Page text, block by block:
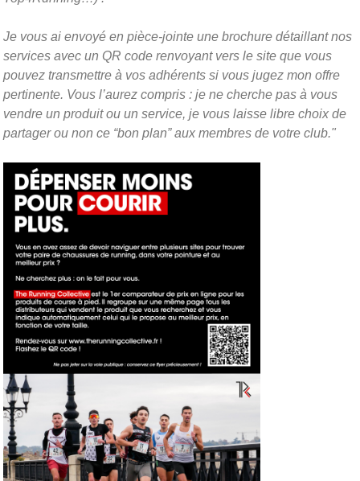
Je vous ai envoyé en pièce-jointe une brochure détaillant nos
services avec un QR code renvoyant vers le site que vous
pouvez transmettre à vos adhérents si vous jugez mon offre
pertinente. Vous l’aurez compris : je ne cherche pas à vous
vendre un produit ou un service, je vous laisse libre choix de
partager ou non ce “bon plan” aux membres de votre club."